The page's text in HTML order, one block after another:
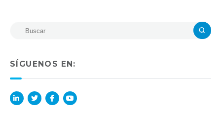
SÍGUENOS EN: